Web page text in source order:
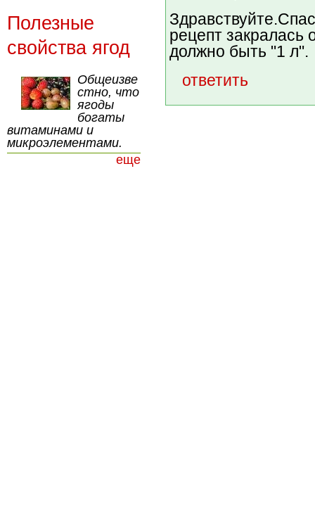
рецепт
должно быть "1 л".
ответить
Полезные
свойства ягод
Общеизве
стно, что
ягоды
богаты
витаминами и
микроэлементами.
еще